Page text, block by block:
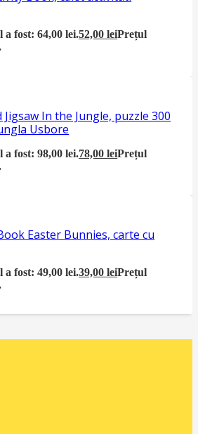
fost: 64,00 lei.52,00leiPrețul
In the Jungle, puzzle 300
Usbore
fost: 98,00 lei.78,00leiPrețul
Easter Bunnies, carte cu
fost: 49,00 lei.39,00leiPrețul